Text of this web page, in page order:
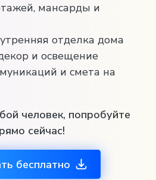
мансарды и
отделка дома
и освещение
и смета на
человек, попробуйте
сейчас!
бесплатно